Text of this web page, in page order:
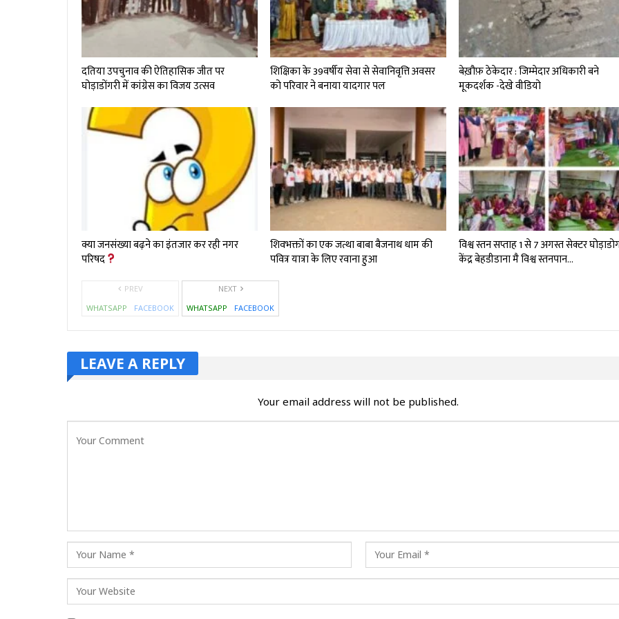
दतिया उपचुनाव की ऐतिहासिक जीत पर
घोड़ाडोंगरी में कांग्रेस का विजय उत्सव
शिक्षिका के 39वर्षीय सेवा से सेवानिवृत्ति अवसर
को परिवार ने बनाया यादगार पल
बेख़ौफ़ ठेकेदार : जिम्मेदार अधिकारी बने
मूकदर्शक -देखे वीडियो
क्या जनसंख्या बढ़ने का इंतजार कर रही नगर
परिषद
शिवभक्तों का एक जत्था बाबा बैजनाथ धाम की
पवित्र यात्रा के लिए रवाना हुआ
विश्व स्तन सप्ताह 1 से 7 अगस्त सेक्टर
केंद्र बेहडीडाना मै विश्व स्तनपान…
PREV
WHATSAPP
FACEBOOK
NEXT
WHATSAPP
FACEBOOK
LEAVE A REPLY
Your email address will not be published.